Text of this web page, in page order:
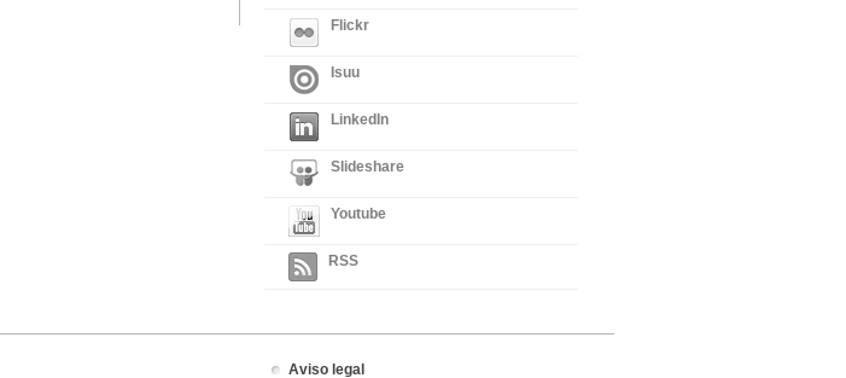
Flickr
Isuu
LinkedIn
Slideshare
Youtube
RSS
Aviso legal